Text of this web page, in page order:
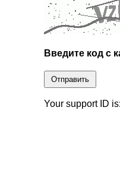
Введите код с
Отправить
Your support ID